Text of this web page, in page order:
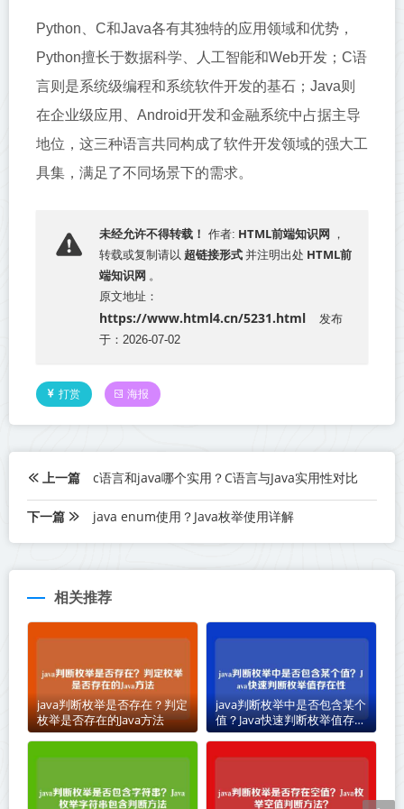
Python、C和Java各有其独特的应用领域和优势，
Python擅长于数据科学、人工智能和Web开发；C语
言则是系统级编程和系统软件开发的基石；Java则
在企业级应用、Android开发和金融系统中占据主导
地位，这三种语言共同构成了软件开发领域的强大工
具集，满足了不同场景下的需求。
未经允许不得转载！ 作者: HTML前端知识网 ，
转载或复制请以 超链接形式 并注明出处 HTML前
端知识网 。
原文地址：
https://www.html4.cn/5231.html
发布
于：2026-07-02
打赏 海报
上一篇 c语言和java哪个实用？C语言与Java实用性对比
下一篇 java enum使用？Java枚举使用详解
相关推荐
java判断枚举是否存在？判定
枚举是否存在的Java方法
java判断枚举中是否包含某个
值？Java快速判断枚举值存在
性